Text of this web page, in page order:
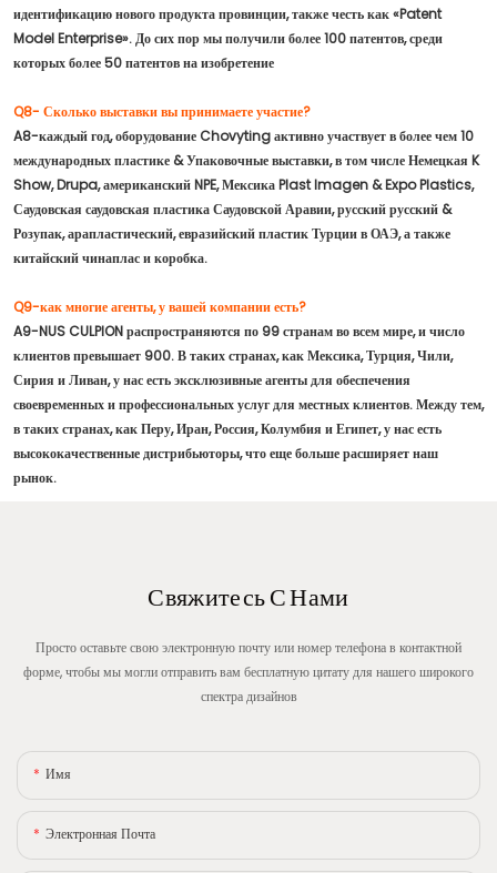
идентификацию нового продукта провинции, также честь как «Patent
Model Enterprise». До сих пор мы получили более 100 патентов, среди
которых более 50 патентов на изобретение
Q8- Сколько выставки вы принимаете участие?
A8-каждый год, оборудование Chovyting активно участвует в более чем 10
международных пластике & Упаковочные выставки, в том числе Немецкая K
Show, Drupa, американский NPE, Мексика Plast Imagen & Expo Plastics,
Саудовская саудовская пластика Саудовской Аравии, русский русский &
Розупак, арапластический, евразийский пластик Турции в ОАЭ, а также
китайский чинаплас и коробка.
Q9-как многие агенты, у вашей компании есть?
A9-NUS CULPION распространяются по 99 странам во всем мире, и число
клиентов превышает 900. В таких странах, как Мексика, Турция, Чили,
Сирия и Ливан, у нас есть эксклюзивные агенты для обеспечения
своевременных и профессиональных услуг для местных клиентов. Между тем,
в таких странах, как Перу, Иран, Россия, Колумбия и Египет, у нас есть
высококачественные дистрибьюторы, что еще больше расширяет наш
рынок.
Свяжитесь С Нами
Просто оставьте свою электронную почту или номер телефона в контактной
форме, чтобы мы могли отправить вам бесплатную цитату для нашего широкого
спектра дизайнов
Имя
Электронная Почта